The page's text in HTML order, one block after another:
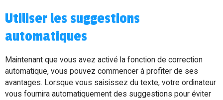
Utiliser les suggestions
automatiques
Maintenant que vous avez activé la fonction de correction
automatique, vous pouvez commencer à profiter de ses
avantages. Lorsque vous saisissez du texte, votre ordinateur
vous fournira automatiquement des suggestions pour éviter